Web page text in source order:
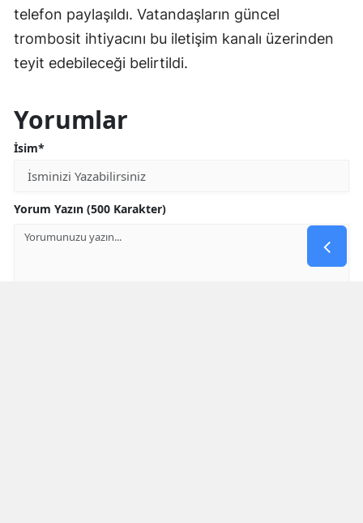
telefon paylaşıldı. Vatandaşların güncel
trombosit ihtiyacını bu iletişim kanalı üzerinden
teyit edebileceği belirtildi.
Yorumlar
İsim*
Yorum Yazın (500 Karakter)